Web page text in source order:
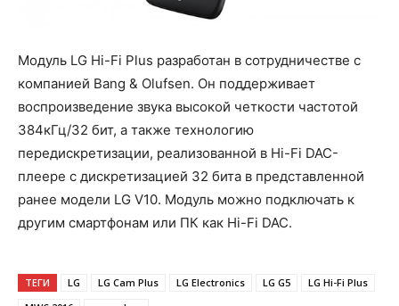
Модуль LG Hi-Fi Plus разработан в сотрудничестве с
компанией Bang & Olufsen. Он поддерживает
воспроизведение звука высокой четкости частотой
384кГц/32 бит, а также технологию
передискретизации, реализованной в Hi-Fi DAC-
плеере с дискретизацией 32 бита в представленной
ранее модели LG V10. Модуль можно подключать к
другим смартфонам или ПК как Hi-Fi DAC.
ТЕГИ LG LG Cam Plus LG Electronics LG G5
LG Hi-Fi Plus